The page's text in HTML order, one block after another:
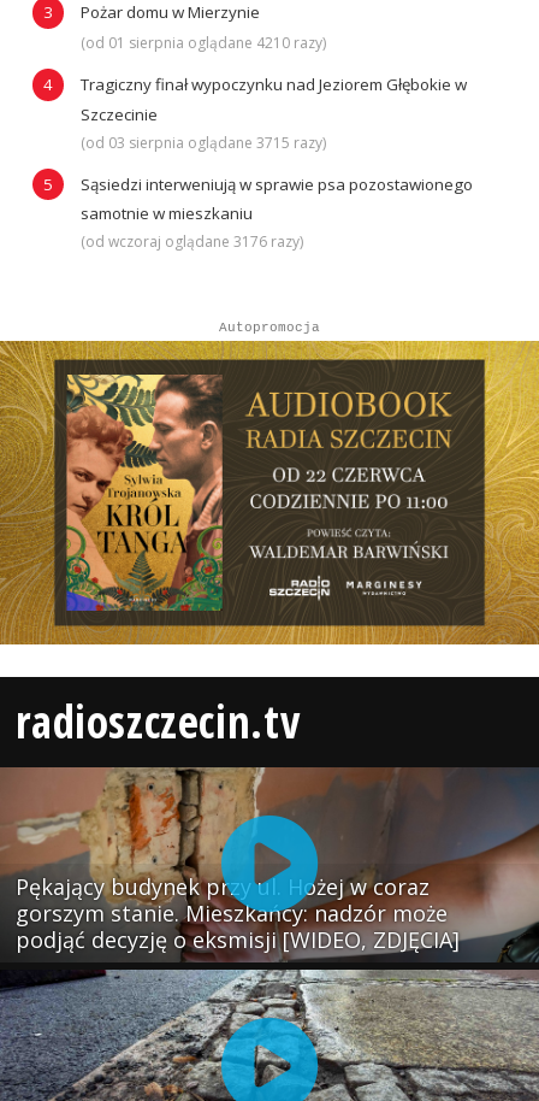
Pożar domu w Mierzynie
(od 01 sierpnia oglądane 4210 razy)
Tragiczny finał wypoczynku nad Jeziorem Głębokie w
Szczecinie
(od 03 sierpnia oglądane 3715 razy)
Sąsiedzi interweniują w sprawie psa pozostawionego
samotnie w mieszkaniu
(od wczoraj oglądane 3176 razy)
Autopromocja
radioszczecin.tv
Pękający budynek przy ul. Hożej w coraz
gorszym stanie. Mieszkańcy: nadzór może
podjąć decyzję o eksmisji [WIDEO, ZDJĘCIA]